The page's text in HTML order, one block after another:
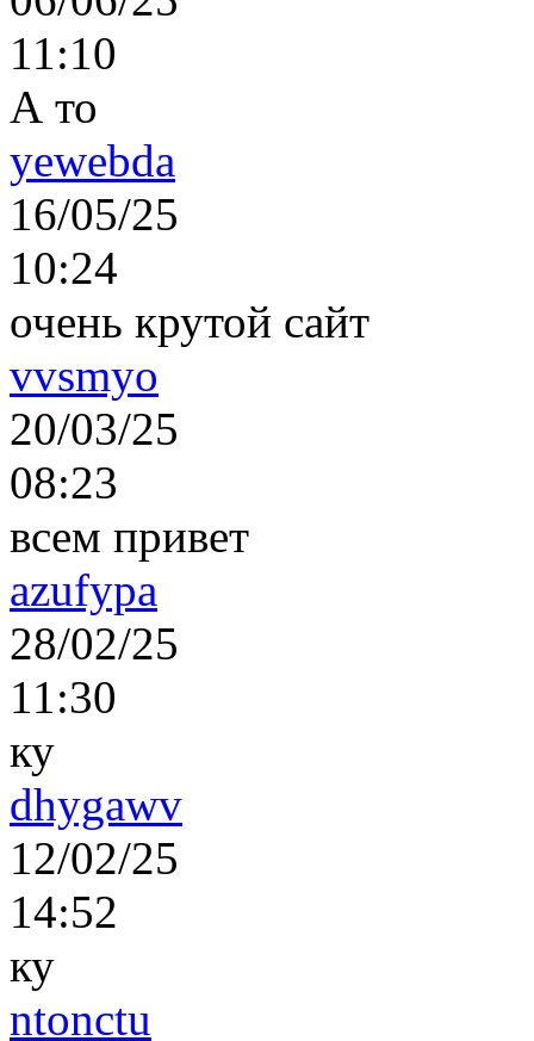
11:10
А то
yewebda
16/05/25
10:24
очень крутой сайт
vvsmyo
20/03/25
08:23
всем привет
azufypa
28/02/25
11:30
ку
dhygawv
12/02/25
14:52
ку
ntonctu